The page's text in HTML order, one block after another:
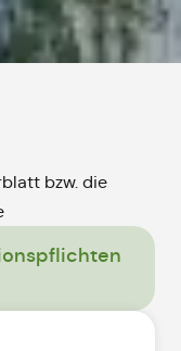
bzw. die